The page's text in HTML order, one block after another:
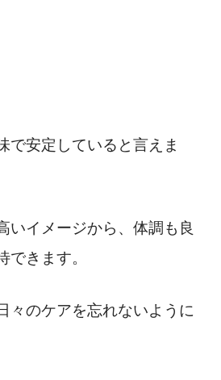
で安定していると言えま
いイメージから、体調も良
できます。
々のケアを忘れないように